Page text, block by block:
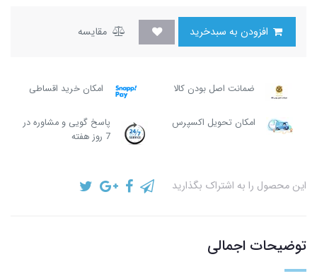
مقایسه
ضمانت اصل بودن کالا امکان خرید اقساطی
امکان تحویل اکسپرس
پاسخ گویی و مشاوره در
7 روز هفته
این محصول را به اشتراک بگذارید
توضیحات اجمالی